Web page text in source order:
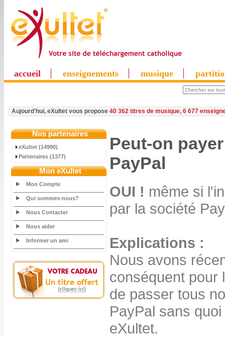
accueil enseignements musique
Aujourd'hui, eXultet vous propose 40 362 titres de musique, 6 677
Nos partenaires
eXultet (14990)
Partenaires (1377)
Mon eXultet
Mon Compte
Qui sommes-nous?
Nous Contacter
Nous aider
Informer un ami
Peut-on
PayPal
OUI ! même si
par la société
Explications :
Nous avons
conséquent pour
de passer tous
PayPal sans
eXultet.